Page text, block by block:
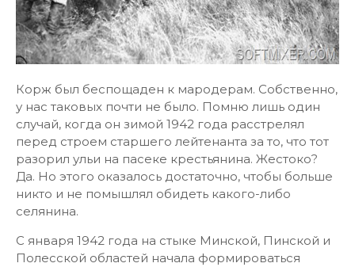
Корж был беспощаден к мародерам. Собственно,
у нас таковых почти не было. Помню лишь один
случай, когда он зимой 1942 года расстрелял
перед строем старшего лейтенанта за то, что тот
разорил ульи на пасеке крестьянина. Жестоко?
Да. Но этого оказалось достаточно, чтобы больше
никто и не помышлял обидеть какого-либо
селянина.
С января 1942 года на стыке Минской, Пинской и
Полесской областей начала формироваться